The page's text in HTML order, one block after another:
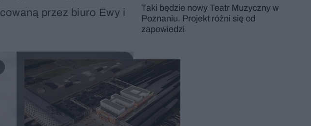
przez biuro Ewy i
Taki będzie nowy Teatr Muzyczny w
Poznaniu. Projekt różni się od
zapowiedzi